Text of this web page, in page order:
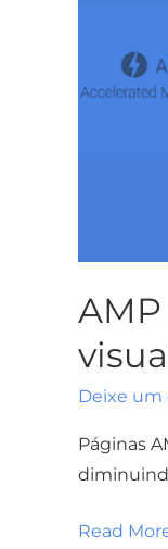
Deixe
Páginas
visual
Read